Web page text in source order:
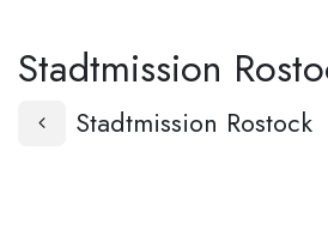
Stadtmission
Stadtmission Rostock